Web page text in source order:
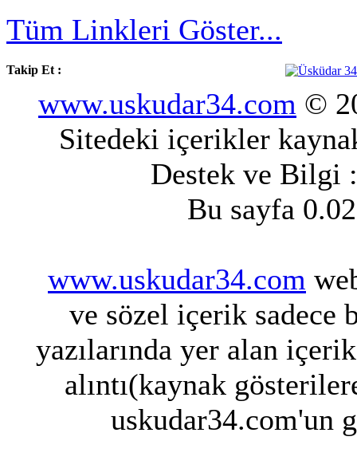
Tüm Linkleri Göster...
Takip Et :
www.uskudar34.com ©
Sitedeki içerikler
Destek ve Bilgi
Bu sayfa
www.uskudar34.com
ve sözel içerik sadece
yazılarında yer alan
alıntı(kaynak
uskudar34.com'un